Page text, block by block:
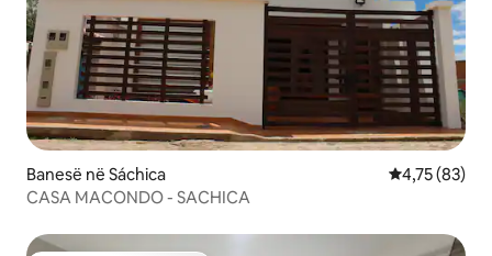
Banesë në Sáchica Vlerësimi
4,75 (83)
CASA MACONDO - SACHICA